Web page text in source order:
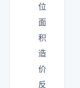
位
面
积
造
价
反